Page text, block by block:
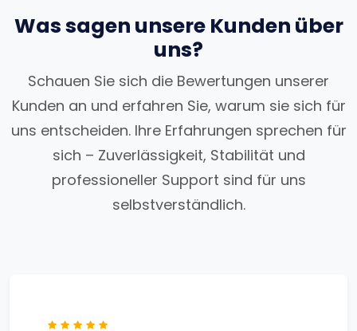
Was sagen unsere Kunden über
uns?
Schauen Sie sich die Bewertungen unserer
Kunden an und erfahren Sie, warum sie sich für
uns entscheiden. Ihre Erfahrungen sprechen für
sich – Zuverlässigkeit, Stabilität und
professioneller Support sind für uns
selbstverständlich.